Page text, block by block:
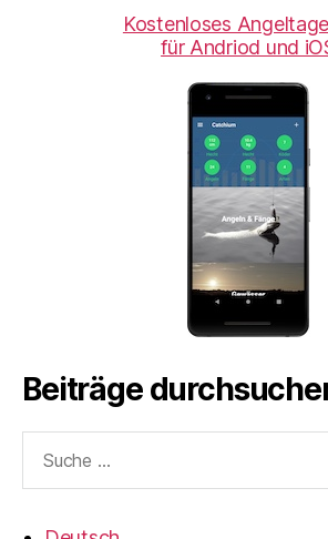
Kostenloses
für Andriod und
Beiträge
nach: